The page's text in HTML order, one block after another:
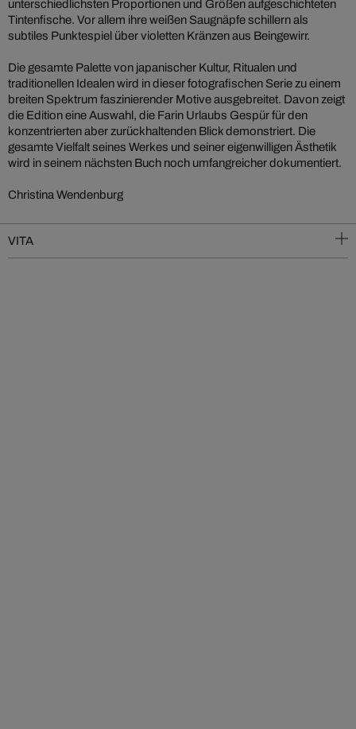
unterschiedlichsten Proportionen und Größen aufgeschichteten
Tintenfische. Vor allem ihre weißen Saugnäpfe schillern als
subtiles Punktespiel über violetten Kränzen aus Beingewirr.
Die gesamte Palette von japanischer Kultur, Ritualen und
traditionellen Idealen wird in dieser fotografischen Serie zu einem
breiten Spektrum faszinierender Motive ausgebreitet. Davon zeigt
die Edition eine Auswahl, die Farin Urlaubs Gespür für den
konzentrierten aber zurückhaltenden Blick demonstriert. Die
gesamte Vielfalt seines Werkes und seiner eigenwilligen Ästhetik
wird in seinem nächsten Buch noch umfangreicher dokumentiert.
Christina Wendenburg
VITA